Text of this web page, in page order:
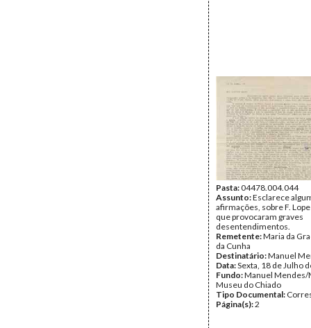
Pasta:04478.004.044
Assunto:Esclarece
afirmações, sobre F.
que provocaram graves
desentendimentos.
Remetente:Maria da
da Cunha
Destinatário:Manuel
Data:Sexta, 18 de Julho
Fundo:Manuel Mendes/
Museu do Chiado
Tipo Documental:
Página(s):2